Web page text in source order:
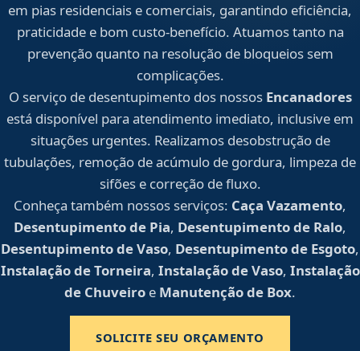
em pias residenciais e comerciais, garantindo eficiência,
praticidade e bom custo-benefício. Atuamos tanto na
prevenção quanto na resolução de bloqueios sem
complicações.
O serviço de desentupimento dos nossos Encanadores
está disponível para atendimento imediato, inclusive em
situações urgentes. Realizamos desobstrução de
tubulações, remoção de acúmulo de gordura, limpeza de
sifões e correção de fluxo.
Conheça também nossos serviços: Caça Vazamento,
Desentupimento de Pia, Desentupimento de Ralo,
Desentupimento de Vaso, Desentupimento de Esgoto,
Instalação de Torneira, Instalação de Vaso, Instalação
de Chuveiro e Manutenção de Box.
SOLICITE SEU ORÇAMENTO